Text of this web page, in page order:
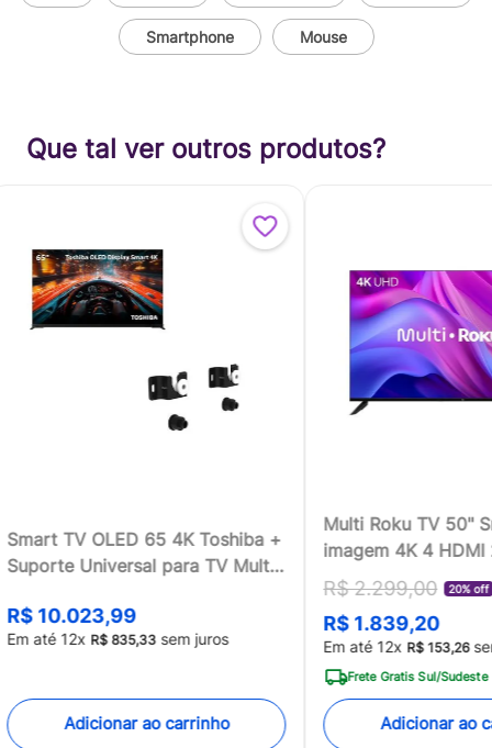
Smartphone Mouse
Que tal ver outros produtos?
Smart TV OLED 65 4K Toshiba +
Suporte Universal para TV Multi
R$ 10.023,99
Em até 12x R$ 835,33 sem juros
Adicionar ao carrinho
Multi Roku TV 50"
imagem 4K 4 HDMI
compatível com
Home -
[Reembalado]
R$ 2.299,00 20% off
R$ 1.839,20
Em até 12x R$ 153,26
Frete Gratis Sul/Sudeste
Adicionar ao